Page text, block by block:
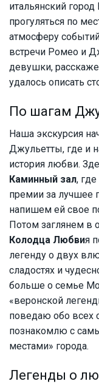
итальянский
прогуляться по
атмосферу
встречи Ромео и
девушки,
удалось описать
По шагам
Наша экскурсия
Джульетты, где и
история любви.
Каминный зал,
премии за лучшее
напишем ей свое
Потом заглянем в
Колодца Любвия
легенду о двух
сладостях и
больше о семье
«веронской
поведаю обо всех
познакомлю с
местами» города.
Легенды о